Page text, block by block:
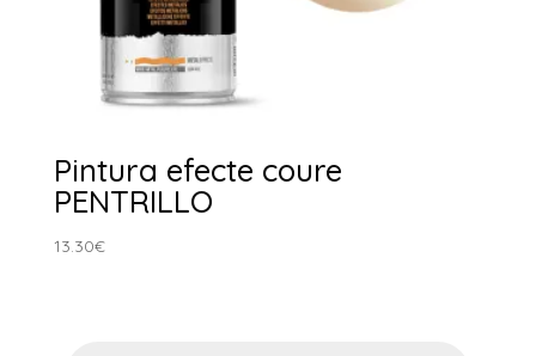
Pintura efecte coure
PENTRILLO
13.30€